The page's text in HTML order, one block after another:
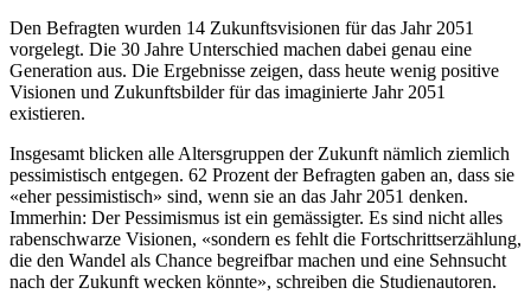
Den Befragten wurden 14 Zukunftsvisionen für das Jahr 2051
vorgelegt. Die 30 Jahre Unterschied machen dabei genau eine
Generation aus. Die Ergebnisse zeigen, dass heute wenig positive
Visionen und Zukunftsbilder für das imaginierte Jahr 2051
existieren.
Insgesamt blicken alle Altersgruppen der Zukunft nämlich ziemlich
pessimistisch entgegen. 62 Prozent der Befragten gaben an, dass sie
«eher pessimistisch» sind, wenn sie an das Jahr 2051 denken.
Immerhin: Der Pessimismus ist ein gemässigter. Es sind nicht alles
rabenschwarze Visionen, «sondern es fehlt die Fortschrittserzählung,
die den Wandel als Chance begreifbar machen und eine Sehnsucht
nach der Zukunft wecken könnte», schreiben die Studienautoren.